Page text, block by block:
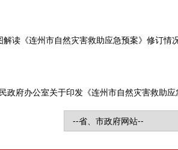
解读《连州市自然灾害救助应急预案》修订情
政府办公室关于印发《连州市自然灾害救助